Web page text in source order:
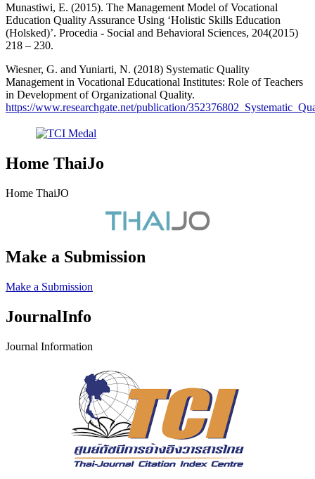
Munastiwi, E. (2015). The Management Model of Vocational
Education Quality Assurance Using ‘Holistic Skills Education
(Holsked)’. Procedia - Social and Behavioral Sciences, 204(2015)
218 – 230.
Wiesner, G. and Yuniarti, N. (2018) Systematic Quality
Management in Vocational Educational Institutes: Role of Teachers
in Development of Organizational Quality.
https://www.researchgate.net/publication/
Home ThaiJo
Home ThaiJO
Make a Submission
Make a Submission
JournalInfo
Journal Information